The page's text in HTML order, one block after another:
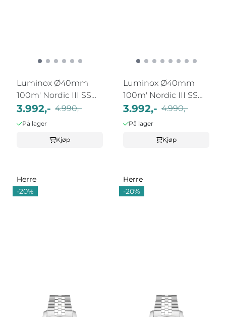
Luminox Ø40mm
100m' Nordic III SS
Stål/Grønn
3.992,- 4.990,-
På lager
Kjøp
Luminox Ø40mm
100m' Nordic III SS
Stål/Sort
3.992,- 4.990,-
På lager
Kjøp
Herre
-20%
Herre
-20%